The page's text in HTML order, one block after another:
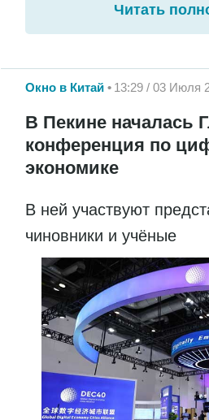
Читать
Окно в Китай 13:29 / 03 Июля
В Пекине началась
конференция по
экономике
В ней участвуют
чиновники и учёные